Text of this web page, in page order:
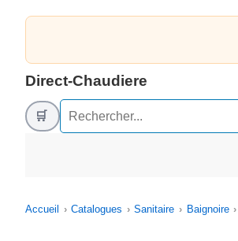
Direct-Chaudiere
🛒
Accueil Catalogues Sanitaire Baignoire